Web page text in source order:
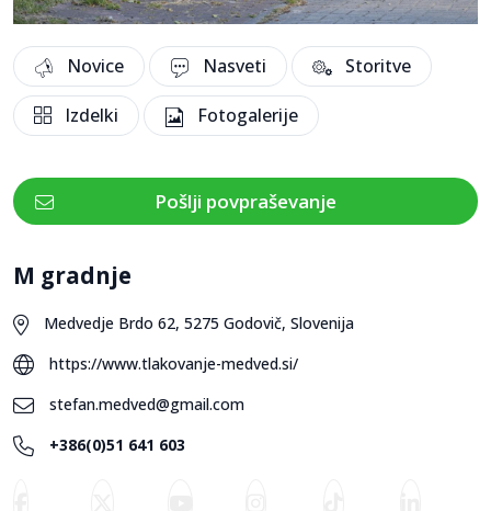
Novice Nasveti Storitve
Izdelki Fotogalerije
Pošlji povpraševanje
M gradnje
Medvedje Brdo 62, 5275 Godovič, Slovenija
https://www.tlakovanje-medved.si/
stefan.medved@gmail.com
+386(0)51 641 603